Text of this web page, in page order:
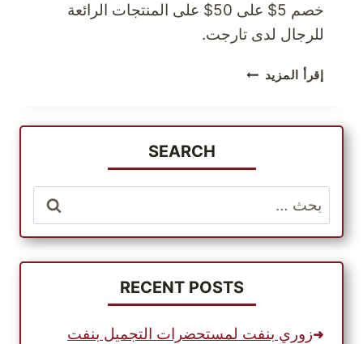
خصم 5$ على 50$ على المنتجات الرائعة
للرجال لدى تارجت.
إقرأ المزيد خصم
على
على
المنتجات
لدى
تارجت
الولايات
المتحدة
الأمريكية
SEARCH
عن:
RECENT POSTS
زوري بنفت لمستحضرات التجميل بنفت